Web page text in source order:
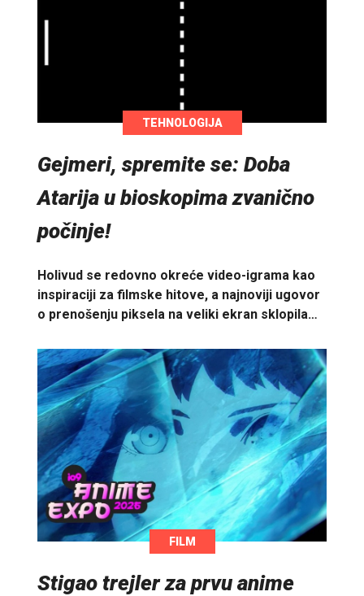
TEHNOLOGIJA
Gejmeri, spremite se: Doba
Atarija u bioskopima zvanično
počinje!
Holivud se redovno okreće video-igrama kao
inspiraciji za filmske hitove, a najnoviji ugovor
o prenošenju piksela na veliki ekran sklopila…
FILM
Stigao trejler za prvu anime